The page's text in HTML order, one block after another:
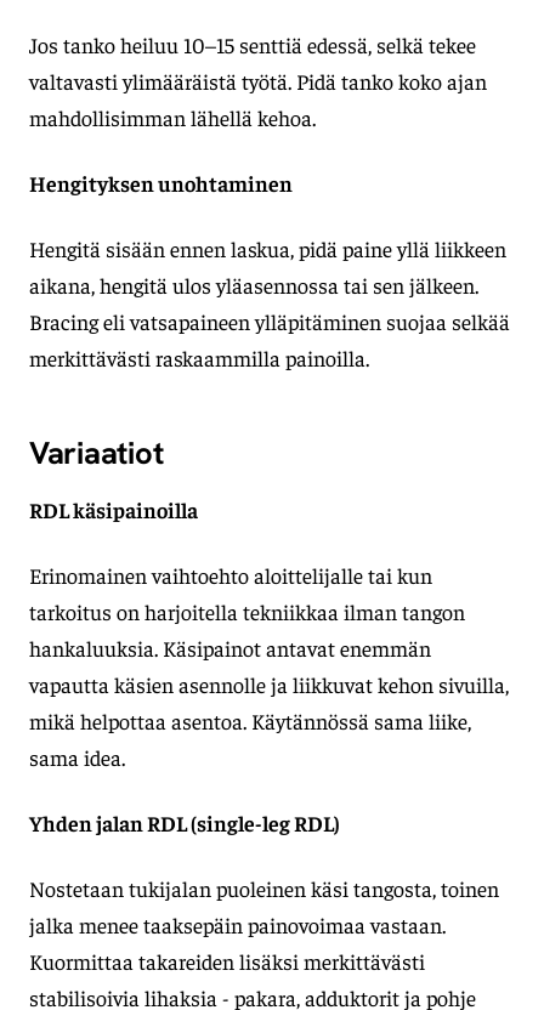
Jos tanko heiluu 10–15 senttiä edessä, selkä tekee
valtavasti ylimääräistä työtä. Pidä tanko koko ajan
mahdollisimman lähellä kehoa.
Hengityksen unohtaminen
Hengitä sisään ennen laskua, pidä paine yllä liikkeen
aikana, hengitä ulos yläasennossa tai sen jälkeen.
Bracing eli vatsapaineen ylläpitäminen suojaa selkää
merkittävästi raskaammilla painoilla.
Variaatiot
RDL käsipainoilla
Erinomainen vaihtoehto aloittelijalle tai kun
tarkoitus on harjoitella tekniikkaa ilman tangon
hankaluuksia. Käsipainot antavat enemmän
vapautta käsien asennolle ja liikkuvat kehon sivuilla,
mikä helpottaa asentoa. Käytännössä sama liike,
sama idea.
Yhden jalan RDL (single-leg RDL)
Nostetaan tukijalan puoleinen käsi tangosta, toinen
jalka menee taaksepäin painovoimaa vastaan.
Kuormittaa takareiden lisäksi merkittävästi
stabilisoivia lihaksia - pakara, adduktorit ja pohje